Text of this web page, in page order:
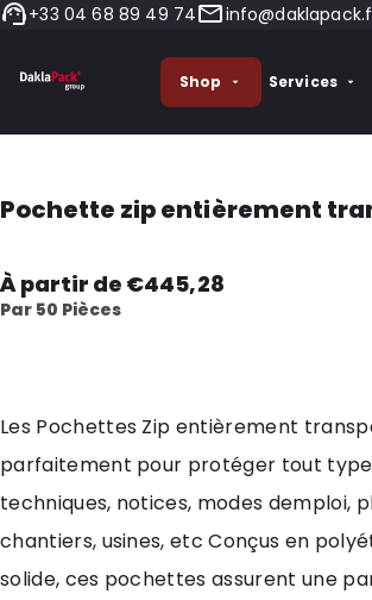
+33 04 68 89 49 74
Shop Services
Pochette zip entièrement
À partir de €445,28
Par 50 Pièces
Les Pochettes Zip entièrement
parfaitement pour protéger tout
techniques, notices, modes demploi,
chantiers, usines, etc Conçus en
solide, ces pochettes assurent une